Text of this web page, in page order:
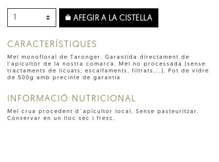
AFEGIR A LA CISTELLA
CARACTERÍSTIQUES
Mel monofloral de Taronger. Garantida directament de
l'apicultor de la nostra comarca. Mel no processada (sense
tractaments de licuats, escalfaments, filtrats,...). Pot de vidre
de 500g amb precinte de garantia
INFORMACIÓ NUTRICIONAL
Mel crua procedent d´apicultor local, Sense pasteuritzar.
Conservar en un lloc sec i fresc.